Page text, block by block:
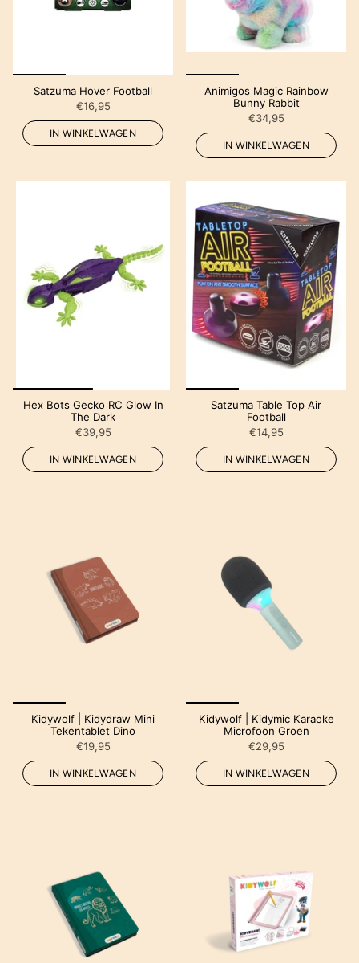
Satzuma Hover Football
€16,95
IN WINKELWAGEN
Animigos Magic Rainbow
Bunny Rabbit
€34,95
IN WINKELWAGEN
Hex Bots Gecko RC Glow In
The Dark
€39,95
IN WINKELWAGEN
Satzuma Table Top Air
Football
€14,95
IN WINKELWAGEN
Kidywolf | Kidydraw Mini
Tekentablet Dino
€19,95
IN WINKELWAGEN
Kidywolf | Kidymic Karaoke
Microfoon Groen
€29,95
IN WINKELWAGEN